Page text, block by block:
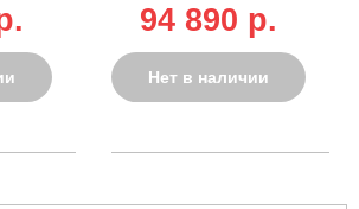
7,5/8 кВт, 25 л,
стартер, 89,5 кг)
94 890 p.
Нет в наличии